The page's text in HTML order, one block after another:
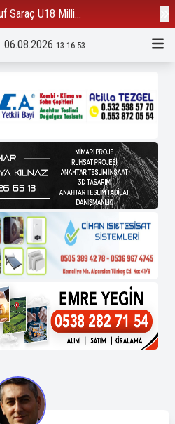
Saraç U18 Milli...
06.08.2026 13:16:54